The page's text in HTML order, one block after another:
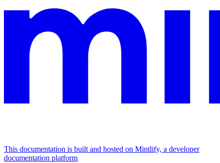
This documentation is built and hosted on Mintlify, a developer
documentation platform